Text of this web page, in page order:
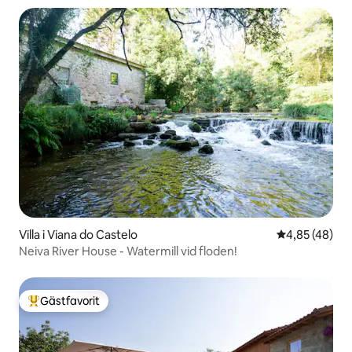
Villa i Viana do Castelo 4,85 av 5 i
4,85 (48)
Neiva River House - Watermill vid floden!
Populär gästfavorit
Gästfavorit